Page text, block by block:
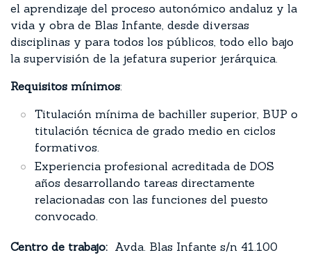
el aprendizaje del proceso autonómico andaluz y la
vida y obra de Blas Infante, desde diversas
disciplinas y para todos los públicos, todo ello bajo
la supervisión de la jefatura superior jerárquica.
Requisitos mínimos:
Titulación mínima de bachiller superior, BUP o
titulación técnica de grado medio en ciclos
formativos.
Experiencia profesional acreditada de DOS
años desarrollando tareas directamente
relacionadas con las funciones del puesto
convocado.
Centro de trabajo: Avda. Blas Infante s/n 41.100